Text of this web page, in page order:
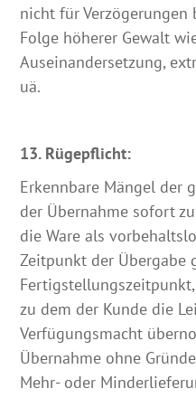
nicht für
Folge höherer Gewalt
Auseinandersetzung,
uä.
13. Rügepflicht:
Erkennbare Mängel der
der Übernahme sofort
die Ware als
Zeitpunkt der Übergabe
zu dem der Kunde die
Verfügungsmacht
Übernahme ohne
Mehr- oder